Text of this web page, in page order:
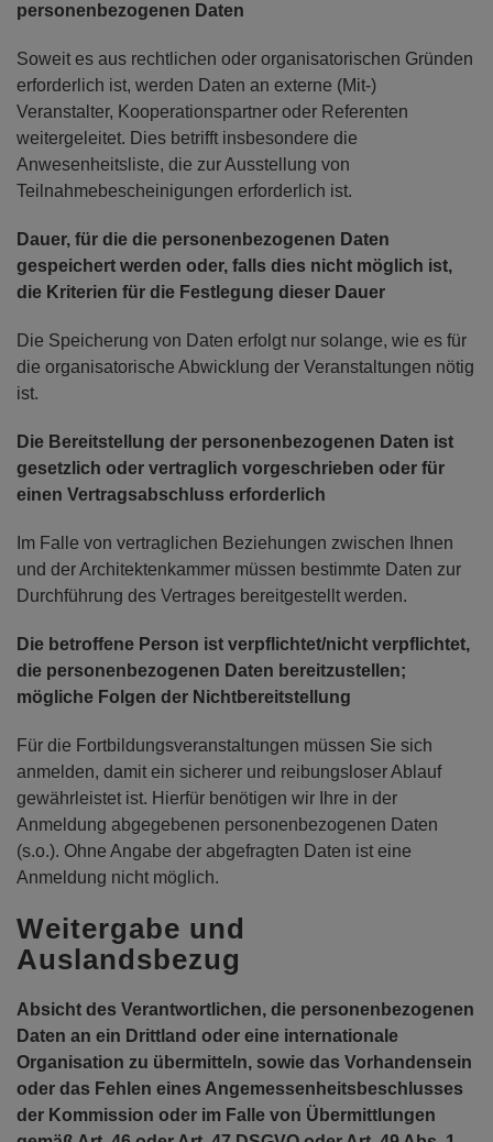
personenbezogenen Daten
Soweit es aus rechtlichen oder organisatorischen Gründen
erforderlich ist, werden Daten an externe (Mit-)
Veranstalter, Kooperationspartner oder Referenten
weitergeleitet. Dies betrifft insbesondere die
Anwesenheitsliste, die zur Ausstellung von
Teilnahmebescheinigungen erforderlich ist.
Dauer, für die die personenbezogenen Daten
gespeichert werden oder, falls dies nicht möglich ist,
die Kriterien für die Festlegung dieser Dauer
Die Speicherung von Daten erfolgt nur solange, wie es für
die organisatorische Abwicklung der Veranstaltungen nötig
ist.
Die Bereitstellung der personenbezogenen Daten ist
gesetzlich oder vertraglich vorgeschrieben oder für
einen Vertragsabschluss erforderlich
Im Falle von vertraglichen Beziehungen zwischen Ihnen
und der Architektenkammer müssen bestimmte Daten zur
Durchführung des Vertrages bereitgestellt werden.
Die betroffene Person ist verpflichtet/nicht verpflichtet,
die personenbezogenen Daten bereitzustellen;
mögliche Folgen der Nichtbereitstellung
Für die Fortbildungsveranstaltungen müssen Sie sich
anmelden, damit ein sicherer und reibungsloser Ablauf
gewährleistet ist. Hierfür benötigen wir Ihre in der
Anmeldung abgegebenen personenbezogenen Daten
(s.o.). Ohne Angabe der abgefragten Daten ist eine
Anmeldung nicht möglich.
Weitergabe und
Auslandsbezug
Absicht des Verantwortlichen, die personenbezogenen
Daten an ein Drittland oder eine internationale
Organisation zu übermitteln, sowie das Vorhandensein
oder das Fehlen eines Angemessenheitsbeschlusses
der Kommission oder im Falle von Übermittlungen